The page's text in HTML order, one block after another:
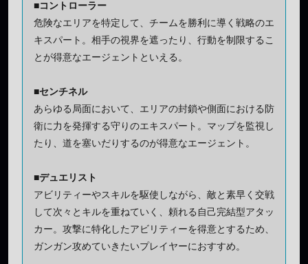
■コントローラー
危険なエリアを特定して、チームを勝利に導く戦略のエ
キスパート。相手の視界を遮ったり、行動を制限するこ
とが得意なエージェントといえる。
■センチネル
あらゆる局面において、エリアの封鎖や側面における防
衛に力を発揮する守りのエキスパート。マップを監視し
たり、道を塞いだりするのが得意なエージェント。
■デュエリスト
アビリティーやスキルを駆使しながら、敵と素早く交戦
して次々とキルを重ねていく、頼れる自己完結型アタッ
カー。攻撃に特化したアビリティーを得意とするため、
ガンガン攻めていきたいプレイヤーにおすすめ。